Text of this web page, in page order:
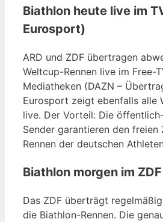
Biathlon heute live im
Eurosport)
ARD und ZDF übertragen
Weltcup-Rennen live im Free-
Mediatheken (DAZN –
Eurosport zeigt ebenfalls alle
live. Der Vorteil: Die
Sender garantieren den freien
Rennen der deutschen
Biathlon morgen im ZDF
Das ZDF überträgt
die Biathlon-Rennen. Die